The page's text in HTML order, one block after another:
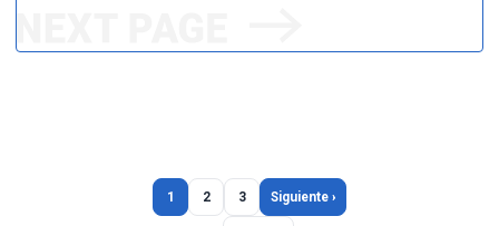
1 2 3 Siguiente ›